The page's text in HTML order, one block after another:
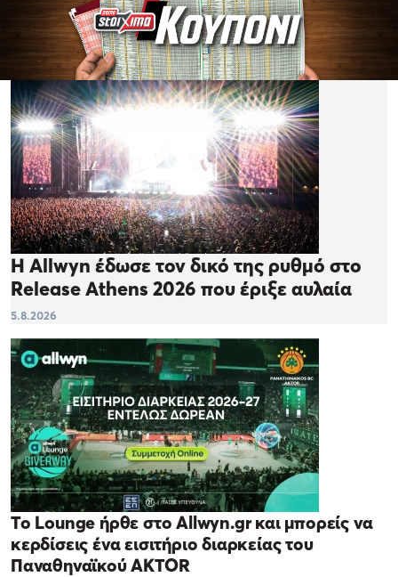
Η Allwyn έδωσε τον δικό της ρυθμό στο
Release Athens 2026 που έριξε αυλαία
5.8.2026
Το Lounge ήρθε στο Allwyn.gr και μπορείς να
κερδίσεις ένα εισιτήριο διαρκείας του
Παναθηναϊκού AKTOR